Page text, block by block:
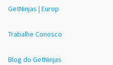
GetNinjas | Europ
Trabalhe Conosco
Blog do GetNinjas